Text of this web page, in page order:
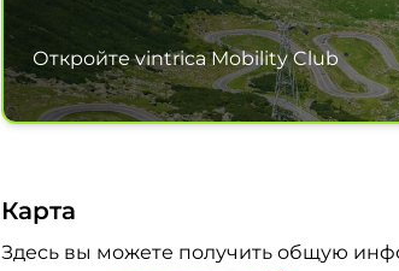
Откройте vintrica Mobility Club
Карта
Здесь вы можете получить общую